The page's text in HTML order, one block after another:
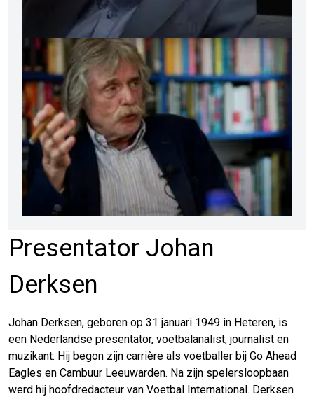
Presentator Johan
Derksen
Johan Derksen, geboren op 31 januari 1949 in Heteren, is
een Nederlandse presentator, voetbalanalist, journalist en
muzikant. Hij begon zijn carrière als voetballer bij Go Ahead
Eagles en Cambuur Leeuwarden. Na zijn spelersloopbaan
werd hij hoofdredacteur van Voetbal International. Derksen